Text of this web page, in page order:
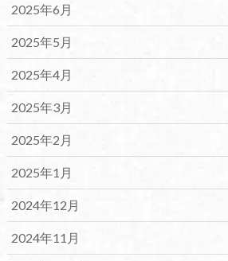
2025年6月
2025年5月
2025年4月
2025年3月
2025年2月
2025年1月
2024年12月
2024年11月